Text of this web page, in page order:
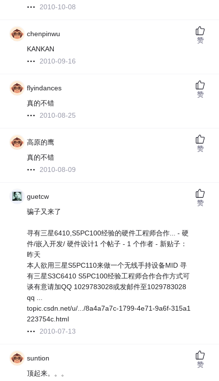
2010-10-08
chenpinwu
KANKAN
2010-09-16
赞
flyindances
真的不错
2010-08-25
赞
高原的鹰
真的不错
2010-08-09
赞
guetcw
骗子又来了
寻有三星6410,S5PC100经验的硬件工程师合作... - 硬
件/嵌入开发/ 硬件设计1 个帖子 - 1 个作者 - 新贴子：
昨天
本人欲用三星S5PC110来做一个无线手持设备MID 寻
有三星S3C6410 S5PC100经验工程师合作合作方式可
谈有意请加QQ 1029783028或发邮件至1029783028
qq ...
topic.csdn.net/u/.../8a4a7a7c-1799-4e71-9a6f-315a1
223754c.html
2010-07-13
赞
suntion
顶起来。。。
赞